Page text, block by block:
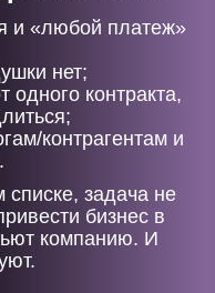
и «любой платеж»
нет;
одного контракта,
контрагентам и
списке, задача не
бизнес в
компанию. И